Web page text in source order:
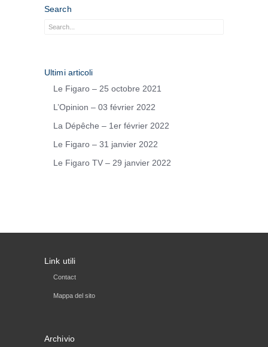
Search
Ultimi articoli
Le Figaro – 25 octobre 2021
L’Opinion – 03 février 2022
La Dépêche – 1er février 2022
Le Figaro – 31 janvier 2022
Le Figaro TV – 29 janvier 2022
Link utili
Contact
Mappa del sito
Archivio